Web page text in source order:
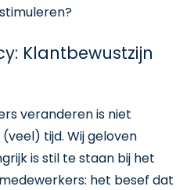
Klantbewustzijn
veranderen is niet
tijd. Wij geloven
is stil te staan bij het
het besef dat